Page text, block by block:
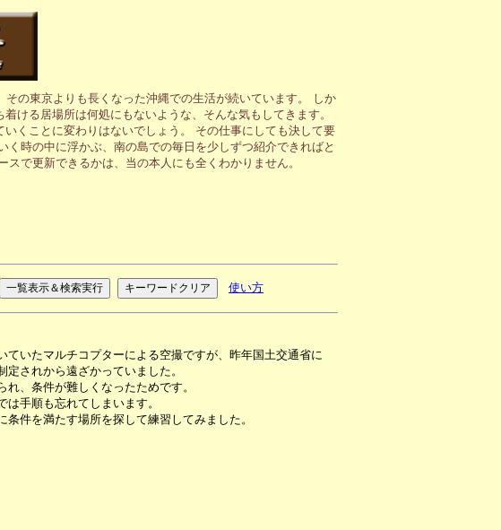
の東京よりも長くなった沖縄での生活が続いています。 しか
ける居場所は何処にもないような、そんな気もしてきます。
くことに変わりはないでしょう。 その仕事にしても決して要
時の中に浮かぶ、南の島での毎日を少しずつ紹介できればと
で更新できるかは、当の本人にも全くわかりません。
使い方
ていたマルチコプターによる空撮ですが、昨年国土交通省に
定されから遠ざかっていました。
れ、条件が難しくなったためです。
は手順も忘れてしまいます。
条件を満たす場所を探して練習してみました。